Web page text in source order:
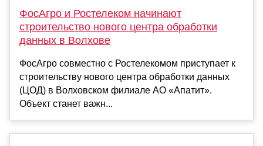
ФосАгро и Ростелеком начинают
строительство нового центра обработки
данных в Волхове
ФосАгро совместно с Ростелекомом приступает к
строительству нового центра обработки данных
(ЦОД) в Волховском филиале АО «Апатит».
Объект станет важн...